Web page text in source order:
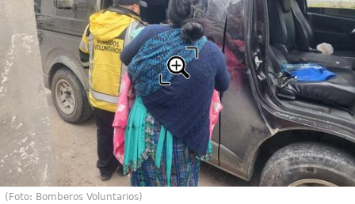
(Foto: Bomberos Voluntarios)